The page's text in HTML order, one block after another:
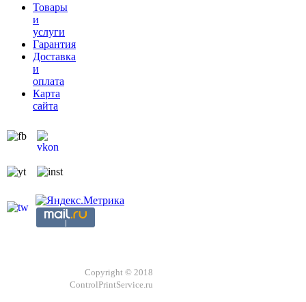
Товары
и
услуги
Гарантия
Доставка
и
оплата
Карта
сайта
Copyright © 2018
ControlPrintService.ru